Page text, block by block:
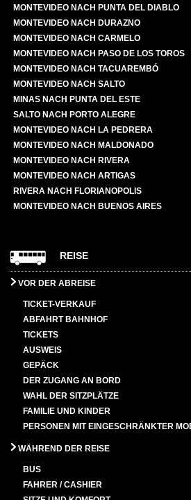
MONTEVIDEO NACH PUNTA DEL DIABLO
MONTEVIDEO NACH DURAZNO
MONTEVIDEO NACH CARMELO
MONTEVIDEO NACH PASO DE LOS TOROS
MONTEVIDEO NACH TACUAREMBÓ
MONTEVIDEO NACH SALTO
MINAS NACH PUNTA DEL ESTE
SALTO NACH PORTO ALEGRE
MONTEVIDEO NACH LA PEDRERA
MONTEVIDEO NACH MALDONADO
MONTEVIDEO NACH RIVERA
MONTEVIDEO NACH ARTIGAS
RIVERA NACH FLORIANOPOLIS
MONTEVIDEO NACH BUENOS AIRES
REISE
VOR DER ABREISE
TICKET-VERKAUF
ABFAHRT BAHNHOF
TICKETS
AUSWEIS
GEPÄCK
DER ZUGANG AN BORD
WAHL DER SITZPLÄTZE
FAMILIE UND KINDER
PERSONEN MIT EINGESCHRÄNKTER
WÄHREND DER REISE
BUS
FAHRER / CASHIER